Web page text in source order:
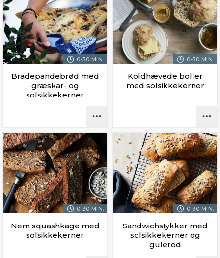
0-30 MIN.
Bradepandebrød med
græskar- og
solsikkekerner
0-30 MIN.
Koldhævede boller
med solsikkekerner
0-30 MIN.
Nem squashkage med
solsikkekerner
0-30 MIN.
Sandwichstykker med
solsikkekerner og
gulerod